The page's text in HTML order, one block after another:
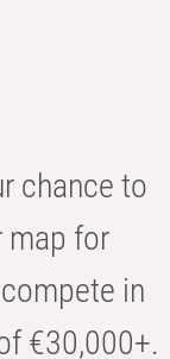
chance to
for
in
€30,000+.